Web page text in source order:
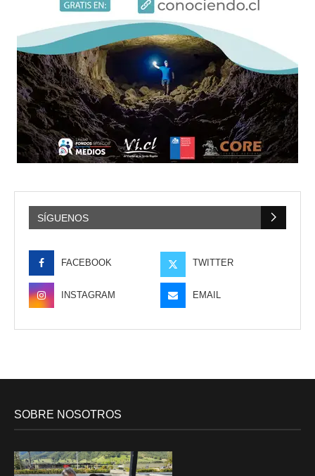
SÍGUENOS
FACEBOOK TWITTER
INSTAGRAM EMAIL
SOBRE NOSOTROS